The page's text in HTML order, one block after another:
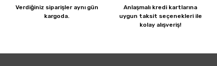
Verdiğiniz siparişler aynı gün
kargoda.
Anlaşmalı kredi kartlarına
uygun taksit seçenekleri ile
kolay alışveriş!